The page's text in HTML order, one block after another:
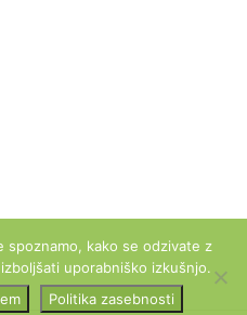
spoznamo, kako se odzivate z
uporabniško izkušnjo.
Politika zasebnosti